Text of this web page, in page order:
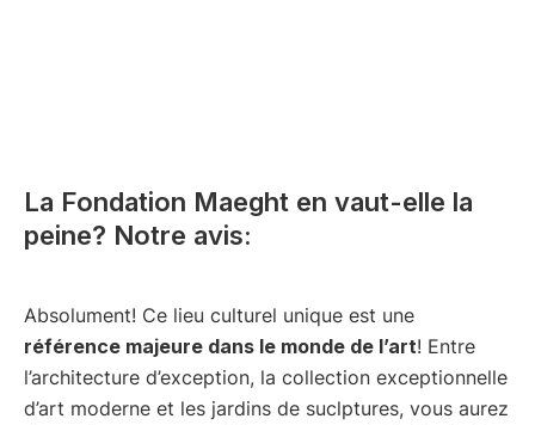
La Fondation Maeght en vaut-elle la
peine? Notre avis:
Absolument! Ce lieu culturel unique est une
référence majeure dans le monde de l’art! Entre
l’architecture d’exception, la collection exceptionnelle
d’art moderne et les jardins de suclptures, vous aurez